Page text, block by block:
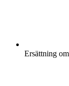
Ersättning